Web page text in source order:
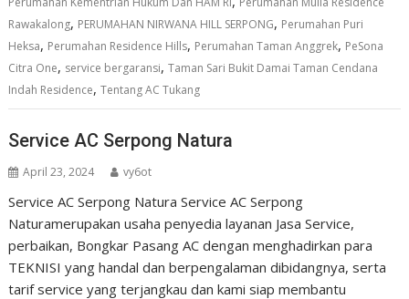
Rawakalong, PERUMAHAN NIRWANA HILL SERPONG, Perumahan Puri
Heksa, Perumahan Residence Hills, Perumahan Taman Anggrek, PeSona
Citra One, service bergaransi,Taman Sari Bukit Damai Taman Cendana
Indah Residence,Tentang AC Tukang
Service AC Serpong Natura
April 23, 2024 vy6ot
Service AC Serpong Natura Service AC Serpong
Naturamerupakan usaha penyedia layanan Jasa Service,
perbaikan, Bongkar Pasang AC dengan menghadirkan para
TEKNISI yang handal dan berpengalaman dibidangnya, serta
tarif service yang terjangkau dan kami siap membantu